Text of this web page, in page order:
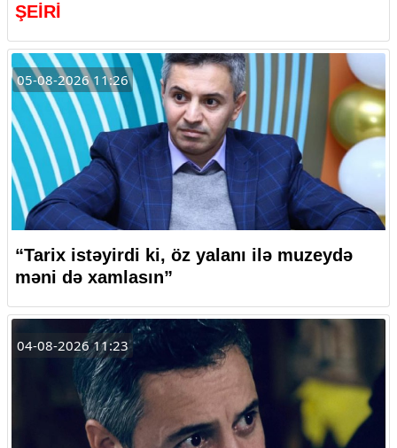
ŞEİRİ
05-08-2026 11:26
“Tarix istəyirdi ki, öz yalanı ilə muzeydə
məni də xamlasın”
04-08-2026 11:23